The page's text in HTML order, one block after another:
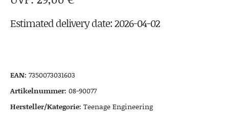
Estimated delivery date: 2026-04-02
EAN: 7350073031603
Artikelnummer: 08-90077
Hersteller/Kategorie: Teenage Engineering